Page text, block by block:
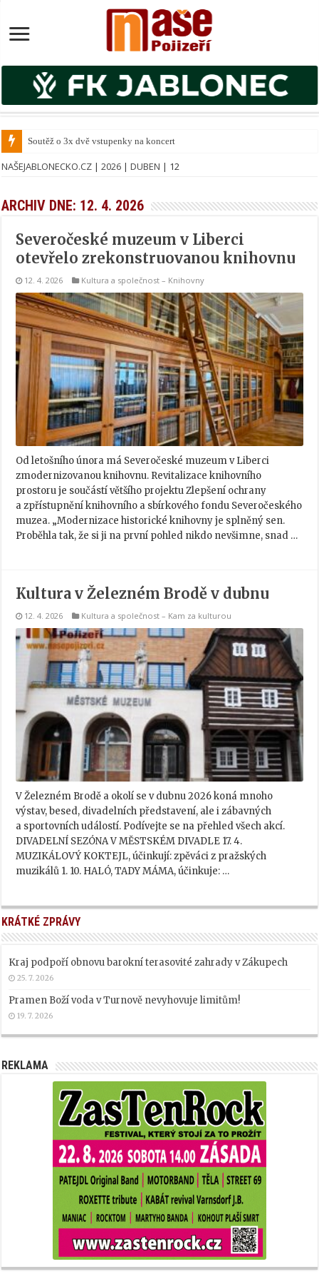
Soutěž o 3x dvě vstupenky na koncert Hudba z Notr
NAŠEJABLONECKO.CZ | 2026 | DUBEN | 12
ARCHIV DNE: 12. 4. 2026
Severočeské muzeum v Liberci
otevřelo zrekonstruovanou knihovnu
12. 4. 2026 Kultura a společnost – Knihovny
Od letošního února má Severočeské muzeum v Liberci
zmodernizovanou knihovnu. Revitalizace knihovního
prostoru je součástí většího projektu Zlepšení ochrany
a zpřístupnění knihovního a sbírkového fondu Severočeského
muzea. „Modernizace historické knihovny je splněný sen.
Proběhla tak, že si ji na první pohled nikdo nevšimne, snad …
Kultura v Železném Brodě v dubnu
12. 4. 2026 Kultura a společnost – Kam za kulturou
V Železném Brodě a okolí se v dubnu 2026 koná mnoho
výstav, besed, divadelních představení, ale i zábavných
a sportovních událostí. Podívejte se na přehled všech akcí.
DIVADELNÍ SEZÓNA V MĚSTSKÉM DIVADLE 17. 4.
MUZIKÁLOVÝ KOKTEJL, účinkují: zpěváci z pražských
muzikálů 1. 10. HALÓ, TADY MÁMA, účinkuje: …
KRÁTKÉ ZPRÁVY
Kraj podpoří obnovu barokní terasovité zahrady v Zákupech
25. 7. 2026
Pramen Boží voda v Turnově nevyhovuje limitům!
19. 7. 2026
REKLAMA